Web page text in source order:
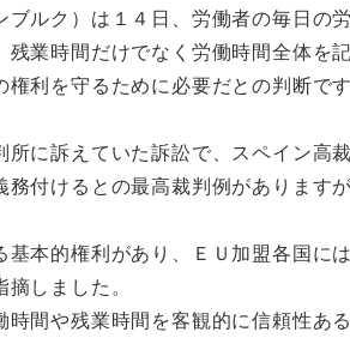
ルク）は１４日、労働者の毎日の
業時間だけでなく労働時間全体を
利を守るために必要だとの判断で
に訴えていた訴訟で、スペイン高
付けるとの最高裁判例があります
本的権利があり、ＥＵ加盟各国に
しました。
間や残業時間を客観的に信頼性あ